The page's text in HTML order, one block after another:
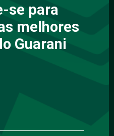
se para
melhores
Guarani